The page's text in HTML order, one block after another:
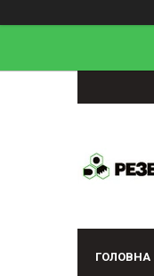
ГОЛОВНА